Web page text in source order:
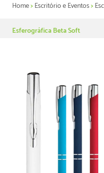
Home>Escritório e Eventos>
Esferográfica Beta Soft